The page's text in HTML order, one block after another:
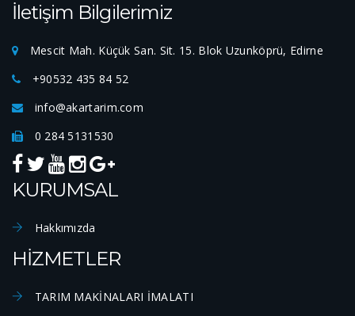
İletişim Bilgilerimiz
Mescit Mah. Küçük San. Sit. 15. Blok Uzunköprü, Edirne
+90532 435 84 52
info@akartarim.com
0 284 5131530
KURUMSAL
Hakkımızda
HİZMETLER
TARIM MAKİNALARI İMALATI